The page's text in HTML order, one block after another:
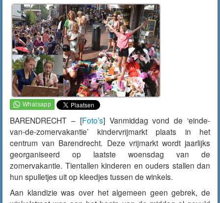
BARENDRECHT – [Foto’s] Vanmiddag vond de ‘einde-
van-de-zomervakantie’ kindervrijmarkt plaats in het
centrum van Barendrecht. Deze vrijmarkt wordt jaarlijks
georganiseerd op laatste woensdag van de
zomervakantie. Tientallen kinderen en ouders stallen dan
hun spulletjes uit op kleedjes tussen de winkels.
Aan klandizie was over het algemeen geen gebrek, de